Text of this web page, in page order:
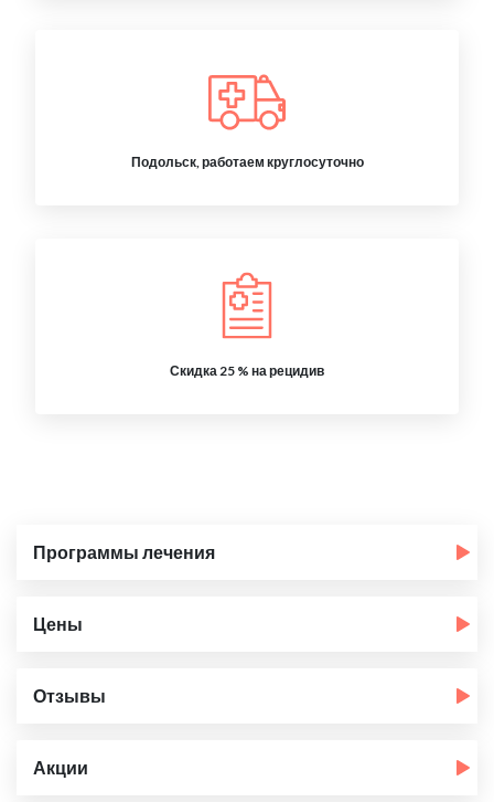
Подольск, работаем круглосуточно
Скидка 25 % на рецидив
Программы лечения
Цены
Отзывы
Акции